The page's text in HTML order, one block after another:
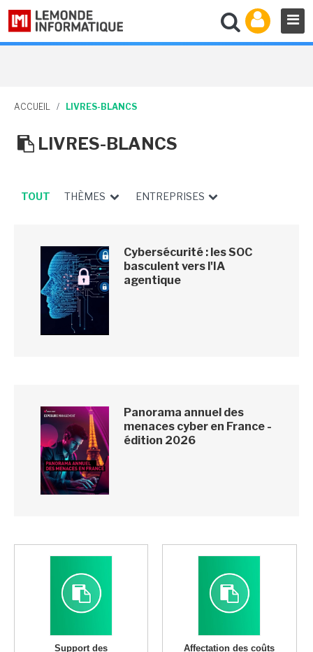
ACCUEIL / LIVRES-BLANCS
LIVRES-BLANCS
TOUT THÈMES ENTREPRISES
Cybersécurité : les SOC
basculent vers l'IA
agentique
Panorama annuel des
menaces cyber en France -
édition 2026
Support des
Affectation des coûts